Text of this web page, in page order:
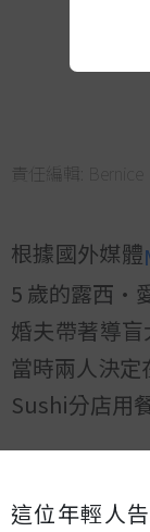
責任編輯:
根據國外媒體
5 歲的露西·
婚夫帶著導
當時兩人決
Sushi分店用
這位年輕人